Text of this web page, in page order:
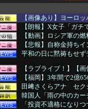
【画像あり】ヨーロ
【朗報】X女子「ガ
【動画】ロシア軍の
【悲報】自称金持ち
平和の日に黙祷もせ
【ラブライブ！】【
【福岡】3年間で2億
田﨑さくらアナ セク
韓国人「雨の中のカ
「投資不適格になり